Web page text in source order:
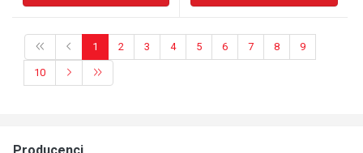
1 2 3 4 5 6 7 8 9
10
Producenci